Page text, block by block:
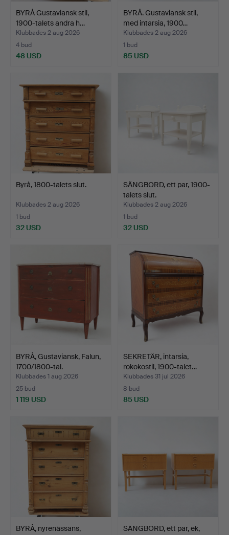
BYRÅ Gustaviansk stil,
1900-talets andra h…
Klubbades 2 aug 2026
4 bud
48 USD
BYRÅ. Gustaviansk stil,
med intarsia, 1900…
Klubbades 2 aug 2026
1 bud
85 USD
Byrå, 1800-talets slut.
Klubbades 2 aug 2026
1 bud
32 USD
SÄNGBORD, ett par, 1900-
talets slut.
Klubbades 2 aug 2026
1 bud
32 USD
BYRÅ, Gustaviansk, Falun,
1700/1800-tal.
Klubbades 1 aug 2026
25 bud
1 119 USD
SEKRETÄR, intarsia,
rokokostil, 1900-talet…
Klubbades 31 jul 2026
8 bud
85 USD
BYRÅ, nyrenässans,
SÄNGBORD, ett par, ek,